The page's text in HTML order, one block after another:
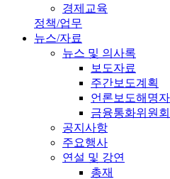
경제교육
정책/업무
뉴스/자료
뉴스 및 의사록
보도자료
주간보도계획
언론보도해명
금융통화위원
공지사항
주요행사
연설 및 강연
총재